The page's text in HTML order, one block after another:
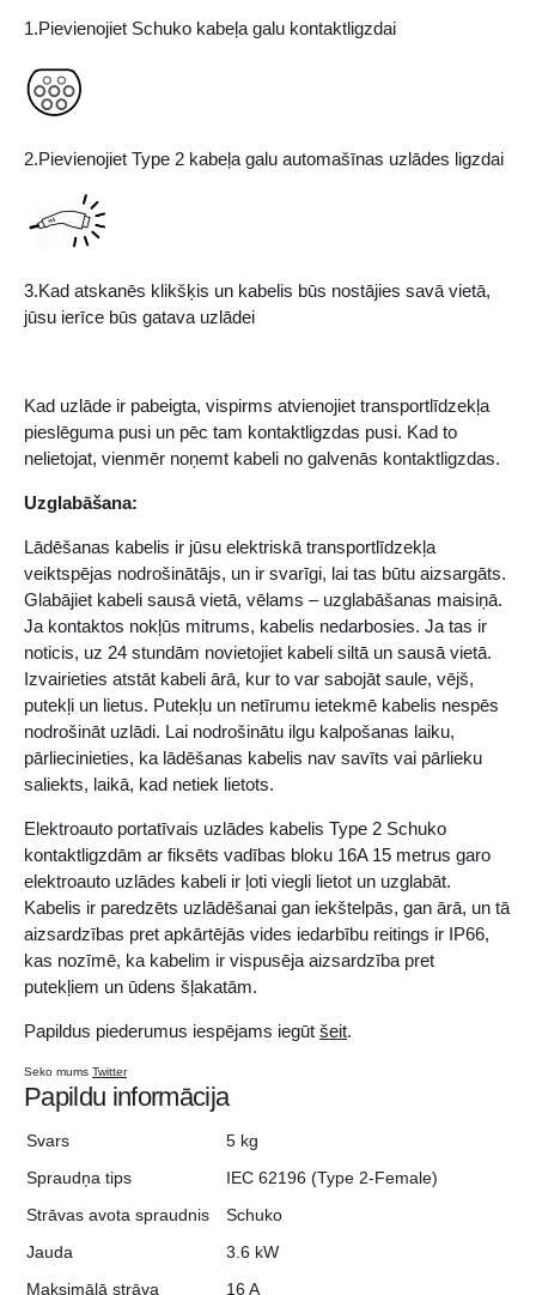
1.Pievienojiet Schuko kabeļa galu kontaktligzdai
2.Pievienojiet Type 2 kabeļa galu automašīnas uzlādes ligzdai
3.Kad atskanēs klikšķis un kabelis būs nostājies savā vietā,
jūsu ierīce būs gatava uzlādei
Kad uzlāde ir pabeigta, vispirms atvienojiet transportlīdzekļa
pieslēguma pusi un pēc tam kontaktligzdas pusi. Kad to
nelietojat, vienmēr noņemt kabeli no galvenās kontaktligzdas.
Uzglabāšana:
Lādēšanas kabelis ir jūsu elektriskā transportlīdzekļa
veiktspējas nodrošinātājs, un ir svarīgi, lai tas būtu aizsargāts.
Glabājiet kabeli sausā vietā, vēlams – uzglabāšanas maisiņā.
Ja kontaktos nokļūs mitrums, kabelis nedarbosies. Ja tas ir
noticis, uz 24 stundām novietojiet kabeli siltā un sausā vietā.
Izvairieties atstāt kabeli ārā, kur to var sabojāt saule, vējš,
putekļi un lietus. Putekļu un netīrumu ietekmē kabelis nespēs
nodrošināt uzlādi. Lai nodrošinātu ilgu kalpošanas laiku,
pārliecinieties, ka lādēšanas kabelis nav savīts vai pārlieku
saliekts, laikā, kad netiek lietots.
Elektroauto portatīvais uzlādes kabelis Type 2 Schuko
kontaktligzdām ar fiksēts vadības bloku 16A 15 metrus garo
elektroauto uzlādes kabeli ir ļoti viegli lietot un uzglabāt.
Kabelis ir paredzēts uzlādēšanai gan iekštelpās, gan ārā, un tā
aizsardzības pret apkārtējās vides iedarbību reitings ir IP66,
kas nozīmē, ka kabelim ir vispusēja aizsardzība pret
putekļiem un ūdens šļakatām.
Papildus piederumus iespējams iegūt šeit.
Seko mums Twitter
Papildu informācija
Svars
5 kg
Spraudņa tips
IEC 62196 (Type 2-Female)
Strāvas avota spraudnis
Schuko
Jauda
3.6 kW
Maksimālā strāva
16 A